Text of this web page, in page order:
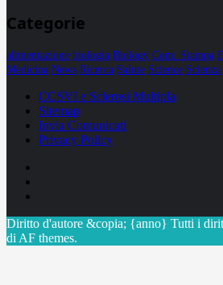
Categorie
alimentazione biologia Biology Com. Stampa
Medicina News Ricerca Salute Science Scienza
CCSVI e Sclerosi Multipla
Sitemap
Invia Comunicati
Privacy Policy
Diritto d'autore &copia; {anno} Tutti i
di AF themes.